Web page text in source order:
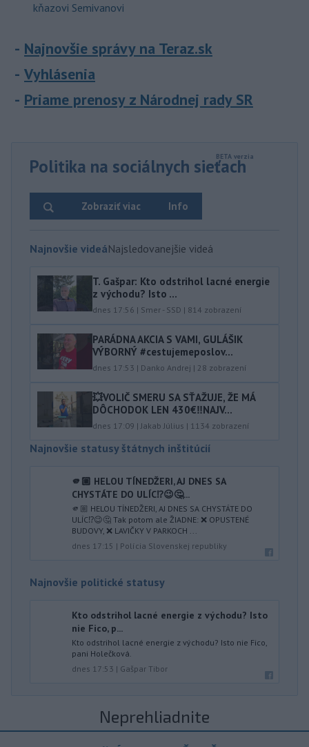
kňazovi Semivanovi
Najnovšie správy na Teraz.sk
Vyhlásenia
Priame prenosy z Národnej rady SR
Politika na sociálnych sieťach
Info
Zobraziť viac
Najnovšie videáNajsledovanejšie videá
T. Gašpar: Kto odstrihol lacné energie
z východu? Isto ...
dnes 17:56 | Smer - SSD | 814 zobrazení
PARÁDNA AKCIA S VAMI, GULÁŠIK
VÝBORNÝ #cestujemeposlov...
dnes 17:53 | Danko Andrej | 28 zobrazení
💥VOLIČ SMERU SA SŤAŽUJE, ŽE MÁ
DÔCHODOK LEN 430€‼️NAJV...
dnes 17:09 |Jakab Július | 1134 zobrazení
Najnovšie statusy štátnych inštitúcií
🫵🏼 HELOU TÍNEDŽERI, AJ DNES SA
CHYSTÁTE DO ULÍC⁉️😉🤔...
🫵🏼 HELOU TÍNEDŽERI, AJ DNES SA CHYSTÁTE DO
ULÍC⁉️😉🤔 Tak potom ale ŽIADNE: ❌ OPUSTENÉ
BUDOVY, ❌ LAVIČKY V PARKOCH ...
dnes 17:15 | Polícia Slovenskej republiky
Najnovšie politické statusy
Kto odstrihol lacné energie z východu? Isto
nie Fico, p...
Kto odstrihol lacné energie z východu? Isto nie Fico,
pani Holečková.
dnes 17:53 | Gašpar Tibor
Neprehliadnite